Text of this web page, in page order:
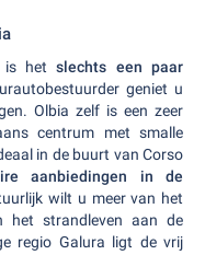
is hetslechts een paar
geniet u
Olbia zelf is een zeer
centrum met smalle
in de buurt van Corso
aanbiedingen in de
wilt u meer van het
het strandleven aan de
regio Galura ligt de vrij